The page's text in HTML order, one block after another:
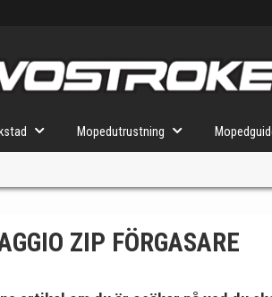
Mopedutrustning
MOPED FÖR RÄTT DELAR
ZIP FÖRGASARE